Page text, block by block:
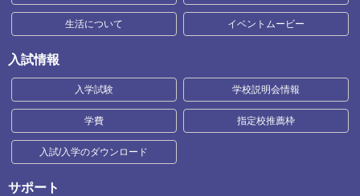
生活について イベントムービー
入試情報
入学試験 学校説明会情報
学費 指定校推薦枠
入試/入学のダウンロード
サポート